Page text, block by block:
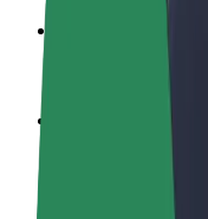
Doručujte jídlo a
Oslovte více